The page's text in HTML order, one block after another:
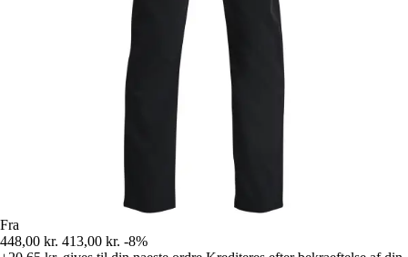
Fra
448,00 kr. 413,00 kr. -8%